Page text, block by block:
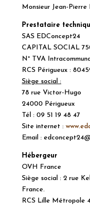
Monsieur Jean-
Prestataire
SAS EDConcept24
CAPITAL SOCIAL
N° TVA
RCS Périgueux :
Siège social :
78 rue Victor-Hugo
24000 Périgueux
Tél : 09 51 19 48 47
Site internet :
Email :
Hébergeur
OVH France
Siège social : 2 rue
France.
RCS Lille Métropole